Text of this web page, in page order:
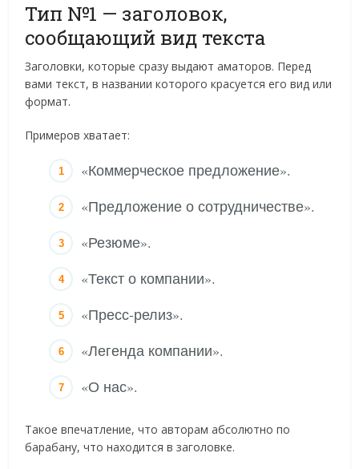
Тип №1 — заголовок,
сообщающий вид текста
Заголовки, которые сразу выдают аматоров. Перед
вами текст, в названии которого красуется его вид или
формат.
Примеров хватает:
«Коммерческое предложение».
«Предложение о сотрудничестве».
«Резюме».
«Текст о компании».
«Пресс-релиз».
«Легенда компании».
«О нас».
Такое впечатление, что авторам абсолютно по
барабану, что находится в заголовке.